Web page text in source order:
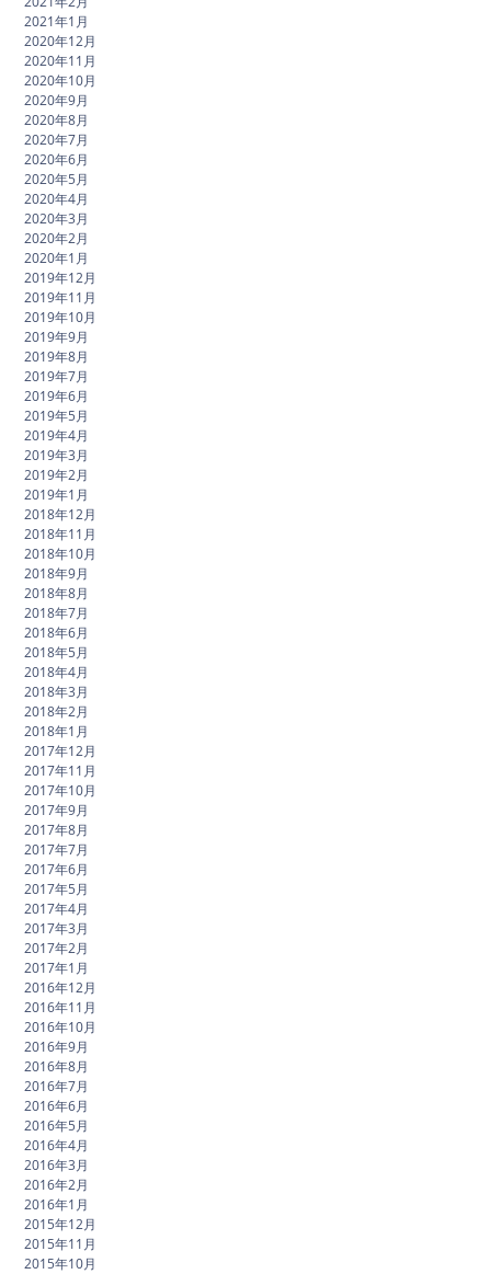
2021年1月
2020年12月
2020年11月
2020年10月
2020年9月
2020年8月
2020年7月
2020年6月
2020年5月
2020年4月
2020年3月
2020年2月
2020年1月
2019年12月
2019年11月
2019年10月
2019年9月
2019年8月
2019年7月
2019年6月
2019年5月
2019年4月
2019年3月
2019年2月
2019年1月
2018年12月
2018年11月
2018年10月
2018年9月
2018年8月
2018年7月
2018年6月
2018年5月
2018年4月
2018年3月
2018年2月
2018年1月
2017年12月
2017年11月
2017年10月
2017年9月
2017年8月
2017年7月
2017年6月
2017年5月
2017年4月
2017年3月
2017年2月
2017年1月
2016年12月
2016年11月
2016年10月
2016年9月
2016年8月
2016年7月
2016年6月
2016年5月
2016年4月
2016年3月
2016年2月
2016年1月
2015年12月
2015年11月
2015年10月